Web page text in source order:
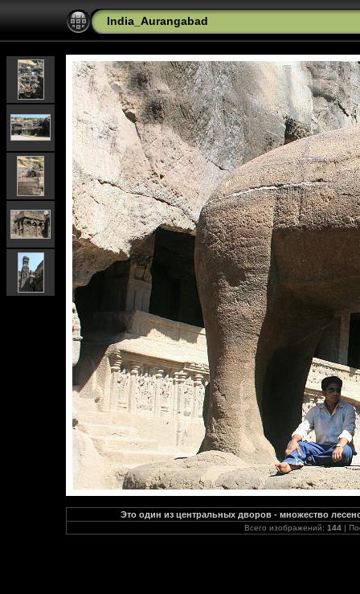
India_Aurangabad
Это один из центральных дворов - множество
Всего изображений: 144 |